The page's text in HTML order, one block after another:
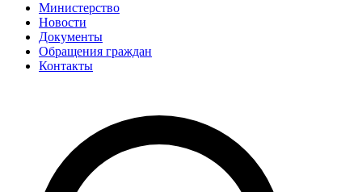
Министерство
Новости
Документы
Обращения граждан
Контакты